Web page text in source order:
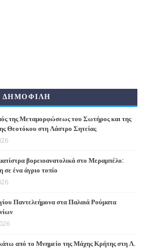
ΔΗΜΟΦΙΛΗ
της Μεταμορφώσεως του Σωτήρος και της
Θεοτόκου στη Λάστρο Σητείας
βορειοανατολικά στο Μεραμπέλο:
ένα άγριο τοπίο
Παντελεήμονα στα Παλαιά Ρούματα
από το Μνημείο της Μάχης Κρήτης στη Λ.